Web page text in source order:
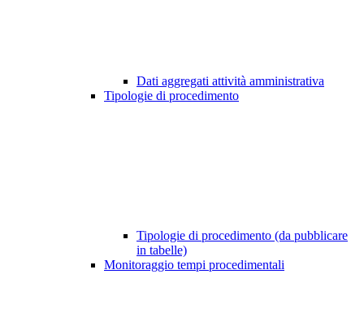
Dati aggregati attività amministrativa
Tipologie di procedimento
Tipologie di procedimento (da pubblicare
in tabelle)
Monitoraggio tempi procedimentali